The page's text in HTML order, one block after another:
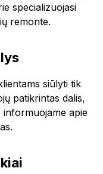
specializuojasi
remonte.
siūlyti tik
patikrintas dalis,
apie